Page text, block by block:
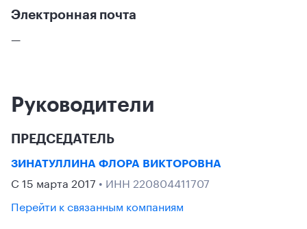
Электронная почта
—
Руководители
ПРЕДСЕДАТЕЛЬ
ЗИНАТУЛЛИНА ФЛОРА ВИКТОРОВНА
С 15 марта 2017 • ИНН 220804411707
Перейти к связанным компаниям